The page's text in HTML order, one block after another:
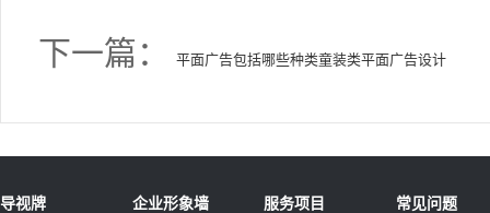
下一篇： 平面广告包括哪些种类童装类平面广告设计
导视牌 企业形象墙 服务项目 常见问题